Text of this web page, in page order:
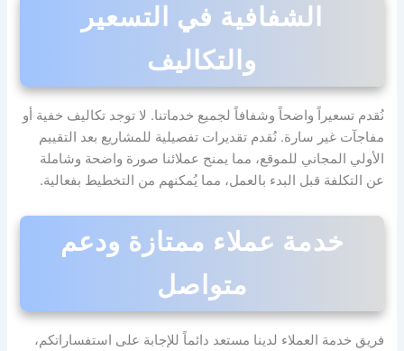
الشفافية في التسعير
والتكاليف
نُقدم تسعيراً واضحاً وشفافاً لجميع خدماتنا. لا توجد تكاليف خفية أو
مفاجآت غير سارة. نُقدم تقديرات تفصيلية للمشاريع بعد التقييم
الأولي المجاني للموقع، مما يمنح عملائنا صورة واضحة وشاملة
عن التكلفة قبل البدء بالعمل، مما يُمكنهم من التخطيط بفعالية.
خدمة عملاء ممتازة ودعم
متواصل
فريق خدمة العملاء لدينا مستعد دائماً للإجابة على استفساراتكم،